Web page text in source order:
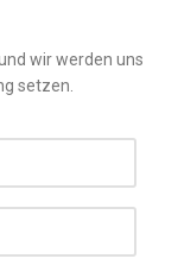
wir werden uns
setzen.